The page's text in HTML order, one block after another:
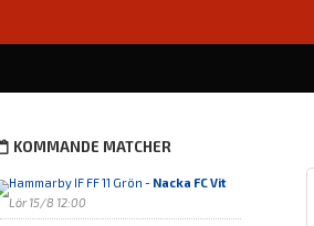
KOMMANDE MATCHER
Hammarby IF FF 11 Grön - Nacka FC Vit
Lör 15/8 12:00